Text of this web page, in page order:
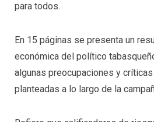
para todos.
En 15 páginas se presenta un
económica del político
algunas preocupaciones y
planteadas a lo largo de la